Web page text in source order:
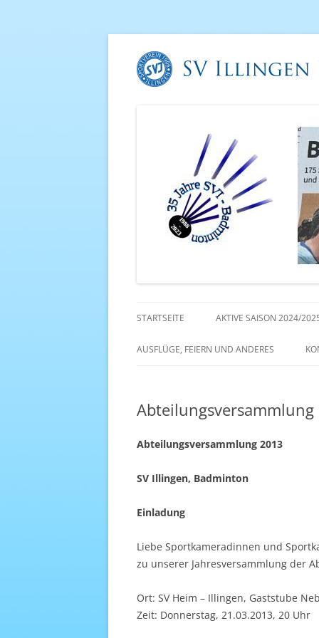
STARTSEITE AKTIVE SAISON 2024/
AKTIVE SAISON 2022/23
AUSFLÜGE, FEIERN UND ANDERES
Abteilungsversammlung
Abteilungsversammlung 2013
SV Illingen, Badminton
Einladung
Liebe Sportkameradinnen und
zu unserer Jahresversammlung der
Ort: SV Heim – Illingen, Gaststube
Zeit: Donnerstag, 21.03.2013, 20 Uhr